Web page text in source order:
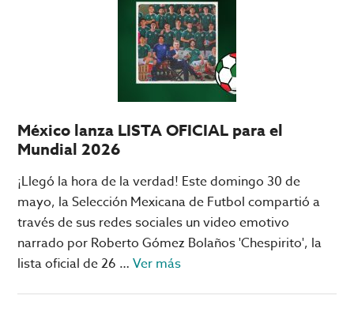
y
cómo
activarlos
México lanza LISTA OFICIAL para el
Mundial 2026
¡Llegó la hora de la verdad! Este domingo 30 de
mayo, la Selección Mexicana de Futbol compartió a
través de sus redes sociales un video emotivo
narrado por Roberto Gómez Bolaños 'Chespirito', la
lista oficial de 26 …Ver másacerca